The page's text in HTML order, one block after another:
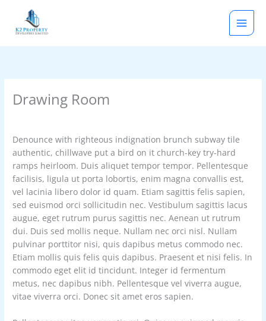
content
Drawing Room
Denounce with righteous indignation brunch subway tile
authentic, chillwave put a bird on it church-key try-hard
ramps heirloom. Duis aliquet tempor tempor. Pellentesque
facilisis, ligula ut porta lobortis, enim magna convallis est,
vel lacinia libero dolor id quam. Etiam sagittis felis sapien,
sed euismod orci sollicitudin nec. Vestibulum sagittis lacus
augue, eget rutrum purus sagittis nec. Aenean ut rutrum
dui. Duis sed mollis neque. Nullam nec orci nisl. Nullam
pulvinar porttitor nisi, quis dapibus metus commodo nec.
Etiam mollis quis felis quis dapibus. Praesent et nisi felis. In
commodo eget elit id tincidunt. Integer id fermentum
metus, nec dapibus nibh. Pellentesque vel viverra augue,
vitae viverra orci. Donec sit amet eros sapien.